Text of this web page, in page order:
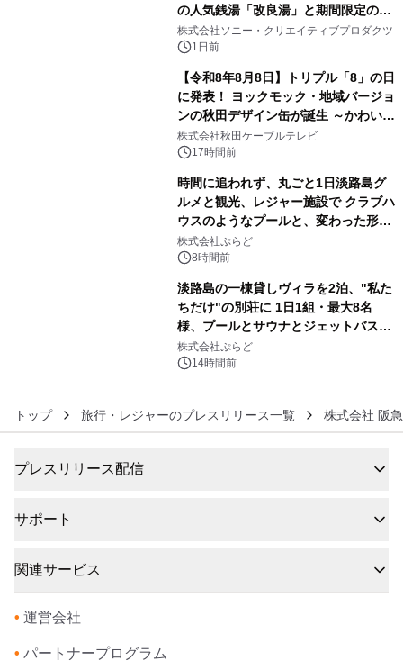
の人気銭湯「改良湯」と期間限定のコ
ラボレーション サウナイキタイコラ
ボグッズも発売決定！
株式会社ソニー・クリエイティブプロダクツ
1日前
【令和8年8月8日】トリプル「8」の日
に発表！ ヨックモック・地域バージョ
ンの秋田デザイン缶が誕生 ～かわいい
秋田犬の子犬と秋田の四季と名所を巡
るパッケージ～ 9月1日(火)秋田県内で
販売開始
株式会社秋田ケーブルテレビ
17時間前
時間に追われず、丸ごと1日淡路島グ
ルメと観光、レジャー施設で クラブハ
ウスのようなプールと、変わった形の
サウナも 「THE BOXY AWAJI」のお
得な素泊まり連泊プランで
株式会社ぷらど
8時間前
淡路島の一棟貸しヴィラを2泊、"私た
ちだけ"の別荘に 1日1組・最大8名
様、プールとサウナとジェットバス付
きで Villa Mon Temps AWAJIの連泊
素泊りプラン
株式会社ぷらど
14時間前
トップ 旅行・レジャーのプレスリリース一覧 株式会社 阪
プレスリリース配信
サポート
関連サービス
• 運営会社
• パートナープログラム